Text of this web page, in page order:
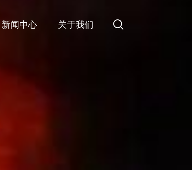
新闻中心 关于我们